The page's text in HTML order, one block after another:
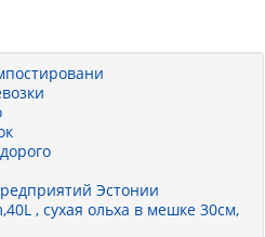
Эстонии
, сухая ольха в мешке 30см,